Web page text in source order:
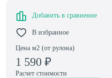
Цена м2 (от рулона)
1 590 ₽
Добавить в сравнение
В избранное
Расчет стоимости